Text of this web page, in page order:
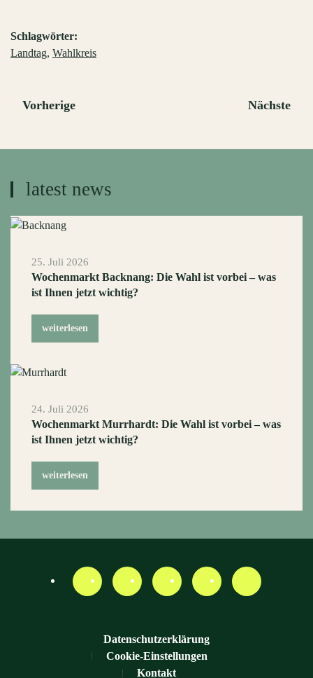
Schlagwörter:
Landtag, Wahlkreis
Vorherige Nächste
latest news
25. Juli 2026
Wochenmarkt Backnang: Die Wahl ist vorbei – was
ist Ihnen jetzt wichtig?
weiterlesen
24. Juli 2026
Wochenmarkt Murrhardt: Die Wahl ist vorbei – was
ist Ihnen jetzt wichtig?
weiterlesen
Datenschutzerklärung
Cookie-Einstellungen
Kontakt